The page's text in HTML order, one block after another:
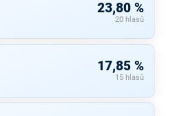
23,80 %
20 hlasů
17,85 %
15 hlasů